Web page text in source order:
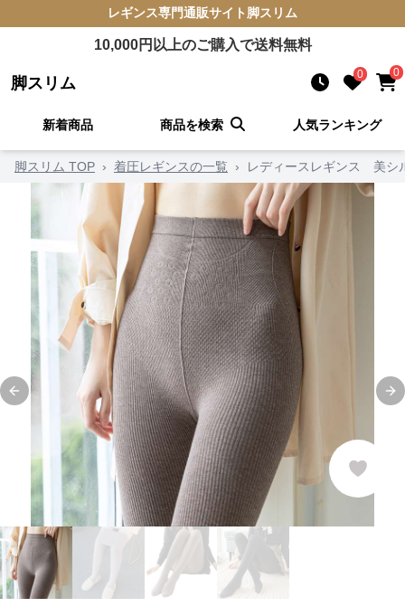
レギンス専門通販サイト 脚スリム
10,000円以上のご購入で送料無料
脚スリム 0 0
新着商品 商品を検索 人気ランキング
脚スリム TOP › 着圧レギンスの一覧 › レディースレギンス 美シ
Previous slide